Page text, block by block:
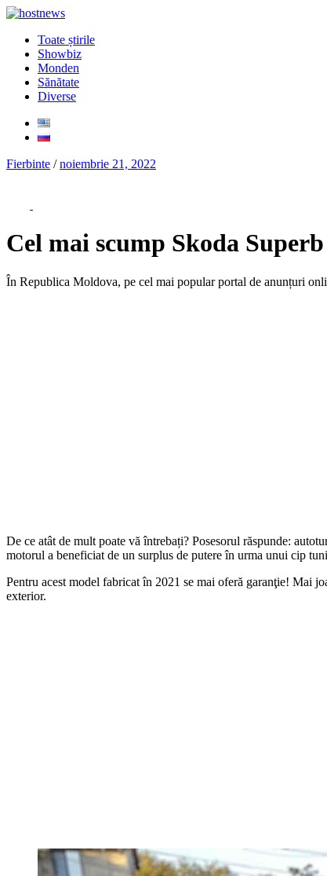
Toate știrile
Showbiz
Monden
Sănătate
Diverse
Fierbinte /noiembrie 21, 2022
Cel mai scump Skoda
În Republica Moldova, pe cel mai popular portal de anunțuri
De ce atât de mult poate vă întrebați? Posesorul răspunde:
motorul a beneficiat de un surplus de putere în urma unui cip
Pentru acest model fabricat în 2021 se mai oferă garanţie! Mai
exterior.